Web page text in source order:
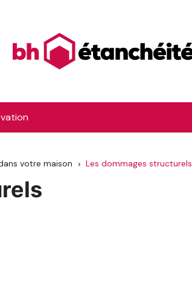
votre maison Les dommages structurels